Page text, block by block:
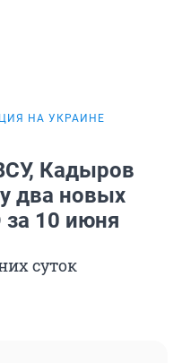
НА УКРАИНЕ
Кадыров
два новых
10 июня
суток